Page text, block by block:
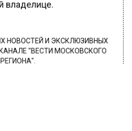
владелице.
НОВОСТЕЙ И ЭКСКЛЮЗИВНЫХ
"ВЕСТИ МОСКОВСКОГО
РЕГИОНА".